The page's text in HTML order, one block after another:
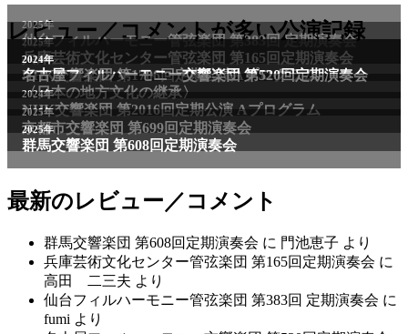
レビュー／コメントが多い公演記録
2025年
仙台フィルハーモニー管弦楽団 第383回 定期演奏会
2025年
兵庫芸術文化センター管弦楽団 第165回定期演奏会
2011年
NHK交響楽団 第1706回定期公演Aプログラム
2024年
名古屋フィルハーモニー交響楽団 第520回定期演奏会
〈日本の地方文化の継承〉
2024年
NHK交響楽団 第2016回定期公演 Aプログラム
2025年
京都市交響楽団 第699回定期演奏会
2025年
群馬交響楽団 第608回定期演奏会
最新のレビュー／コメント
群馬交響楽団 第608回定期演奏会 に 門池恵子 より
兵庫芸術文化センター管弦楽団 第165回定期演奏会 に
高田 二三夫 より
仙台フィルハーモニー管弦楽団 第383回 定期演奏会 に
fumi より